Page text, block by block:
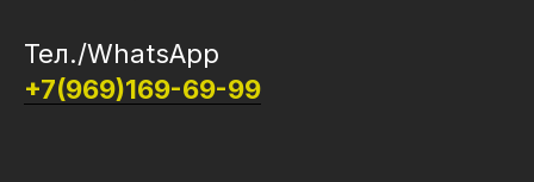
Тел./WhatsApp
+7(969)169-69-99